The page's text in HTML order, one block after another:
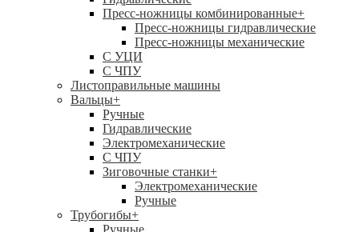
Пресс-ножницы комбинированные+
Пресс-ножницы гидравлические
Пресс-ножницы механические
С УЦИ
С ЧПУ
Листоправильные машины
Вальцы+
Ручные
Гидравлические
Электромеханические
С ЧПУ
Зиговочные станки+
Электромеханические
Ручные
Трубогибы+
Ручные